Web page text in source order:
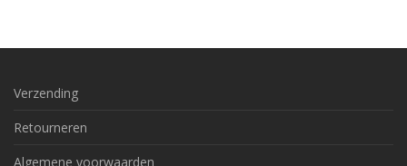
Verzending
Retourneren
Algemene voorwaarden